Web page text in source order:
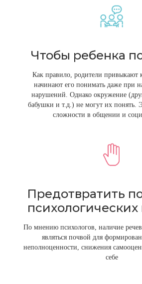
Чтобы ребенка
Как правило, родители привыкают
начинают его понимать даже при
нарушений. Однако окружение
бабушки и т.д.) не могут их понять.
сложности в общении и
Предотвратить
По мнению психологов, наличие
являться почвой для
неполноценности, снижения
себе